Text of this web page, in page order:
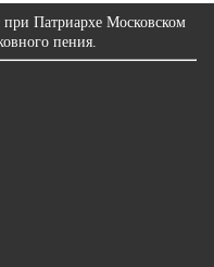
Патриархе Московском
пения.